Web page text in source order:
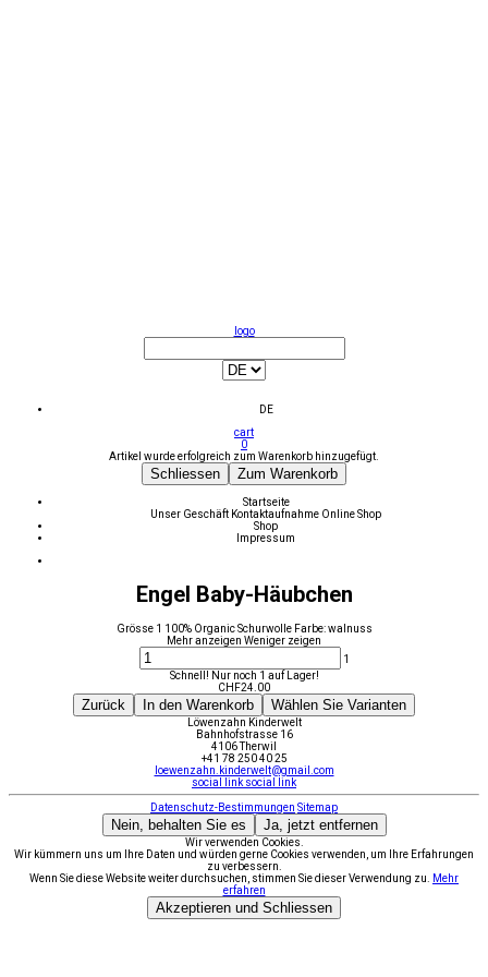
logo
DE
cart
0
Artikel wurde erfolgreich zum Warenkorb hinzugefügt.
Schliessen Zum Warenkorb
Startseite
Unser Geschäft Kontaktaufnahme Online Shop
Shop
Impressum
Engel Baby-Häubchen
Grösse 1 100% Organic Schurwolle Farbe: walnuss
Mehr anzeigen Weniger zeigen
1
Schnell! Nur noch 1 auf Lager!
CHF24.00
Zurück In den Warenkorb Wählen Sie Varianten
Löwenzahn Kinderwelt
Bahnhofstrasse 16
4106 Therwil
+41 78 250 40 25
loewenzahn.kinderwelt@gmail.com
social link social link
Datenschutz-Bestimmungen Sitemap
Nein, behalten Sie es Ja, jetzt entfernen
Wir verwenden Cookies.
Wir kümmern uns um Ihre Daten und würden gerne Cookies verwenden, um Ihre Erfahrungen
zu verbessern.
Wenn Sie diese Website weiter durchsuchen, stimmen Sie dieser Verwendung zu.
Mehr
erfahren
Akzeptieren und Schliessen